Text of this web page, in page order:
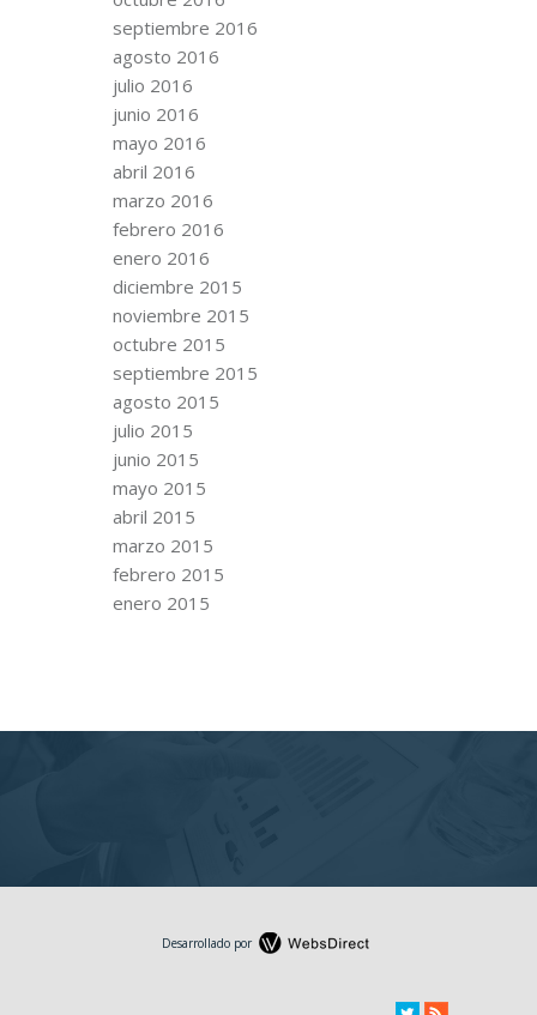
septiembre 2016
agosto 2016
julio 2016
junio 2016
mayo 2016
abril 2016
marzo 2016
febrero 2016
enero 2016
diciembre 2015
noviembre 2015
octubre 2015
septiembre 2015
agosto 2015
julio 2015
junio 2015
mayo 2015
abril 2015
marzo 2015
febrero 2015
enero 2015
Desarrollado por